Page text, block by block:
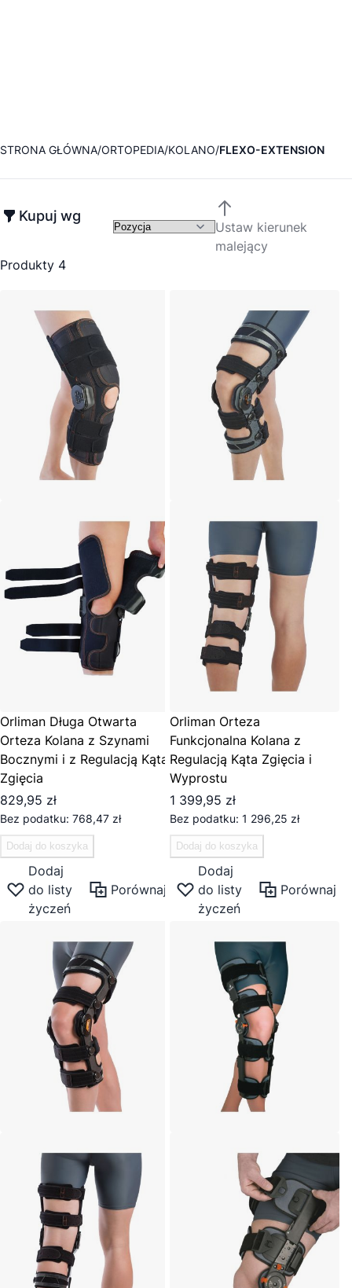
STRONA GŁÓWNA ORTOPEDIA KOLANO FLEXO-EXTENSION
Kupuj wg
Produkty 4
Ustaw kierunek
malejący
Orliman Długa Otwarta
Orteza Kolana z Szynami
Bocznymi i z Regulacją Kąta
Zgięcia
829,95 zł
768,47 zł
Dodaj do koszyka
Dodaj
do listy
życzeń
Porównaj
Orliman Orteza
Funkcjonalna Kolana z
Regulacją Kąta Zgięcia i
Wyprostu
1 399,95 zł
1 296,25 zł
Dodaj do koszyka
Dodaj
do listy
życzeń
Porównaj